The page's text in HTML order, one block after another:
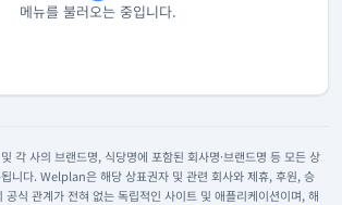
메뉴를 불러오는 중입니다.
각 사의 브랜드명, 식당명에 포함된 회사명·브랜드명 등 모든 상
니다. Welplan은 해당 상표권자 및 관련 회사와 제휴, 후원, 승
식 관계가 전혀 없는 독립적인 사이트 및 애플리케이션이며, 해